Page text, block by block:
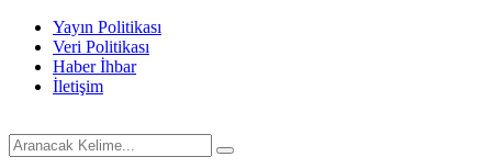
Yayın Politikası
Veri Politikası
Haber İhbar
İletişim